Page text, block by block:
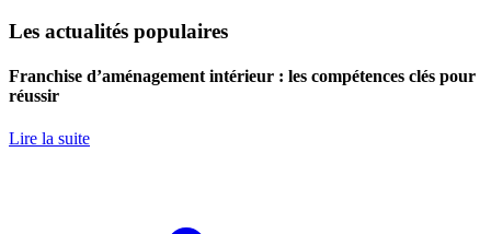
Les actualités populaires
Franchise d’aménagement intérieur : les compétences clés pour
réussir
Lire la suite